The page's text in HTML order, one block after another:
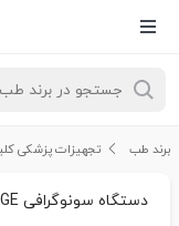
برند طب تجهیزات پزشکی
دستگاه سونوگرافی GE مدل LOGIQ 900